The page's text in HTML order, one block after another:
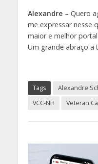
Alexandre – Quero
me expressar nesse
maior e melhor
Um grande abraço a
Tags Alexandre
VCC-NH
Veteran